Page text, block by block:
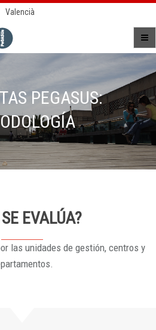
Valencià
PEGASUS:
EVALÚA?
las unidades de gestión, centros y